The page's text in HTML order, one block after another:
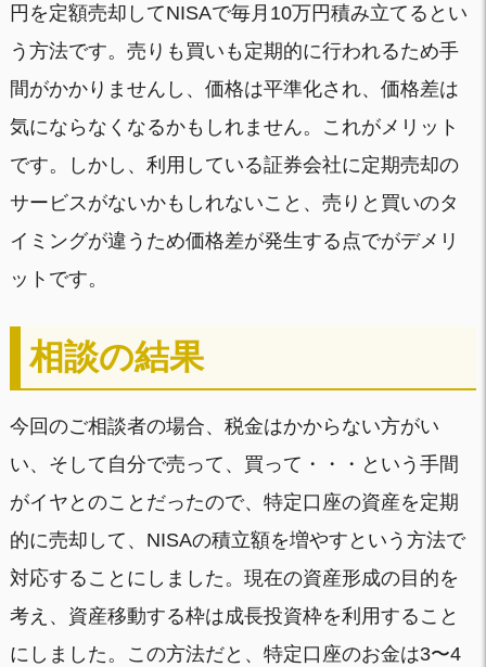
円を定額売却してNISAで毎月10万円積み立てるとい
う方法です。売りも買いも定期的に行われるため手
間がかかりませんし、価格は平準化され、価格差は
気にならなくなるかもしれません。これがメリット
です。しかし、利用している証券会社に定期売却の
サービスがないかもしれないこと、売りと買いのタ
イミングが違うため価格差が発生する点でがデメリ
ットです。
相談の結果
今回のご相談者の場合、税金はかからない方がい
い、そして自分で売って、買って・・・という手間
がイヤとのことだったので、特定口座の資産を定期
的に売却して、NISAの積立額を増やすという方法で
対応することにしました。現在の資産形成の目的を
考え、資産移動する枠は成長投資枠を利用すること
にしました。この方法だと、特定口座のお金は3〜4